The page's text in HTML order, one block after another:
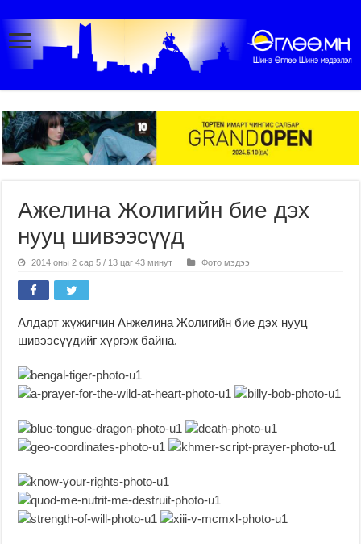
Ажелина Жолигийн бие дэх
нууц шивээсүүд
2014 оны 2 сар 5 / 13 цаг 43 минут Фото мэдээ
Алдарт жүжигчин Анжелина Жолигийн бие дэх нууц
шивээсүүдийг хүргэж байна.